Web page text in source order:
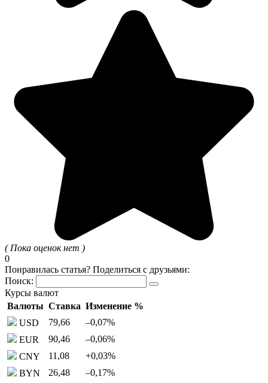
( Пока оценок нет )
0
Понравилась статья? Поделиться с друзьями:
Поиск:
Курсы валют
Валюты Ставка Изменение %
USD
79,66 –0,07%
EUR
90,46 –0,06%
CNY
11,08 +0,03%
BYN
26,48 –0,17%